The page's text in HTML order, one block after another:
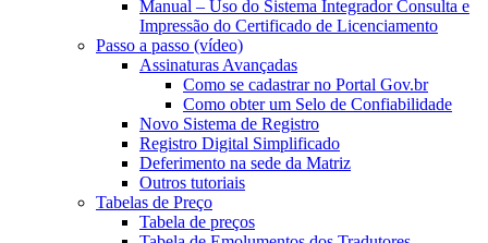
Manual – Uso do Sistema Integrador Consulta e
Impressão do Certificado de Licenciamento
Passo a passo (vídeo)
Assinaturas Avançadas
Como se cadastrar no Portal Gov.br
Como obter um Selo de Confiabilidade
Novo Sistema de Registro
Registro Digital Simplificado
Deferimento na sede da Matriz
Outros tutoriais
Tabelas de Preço
Tabela de preços